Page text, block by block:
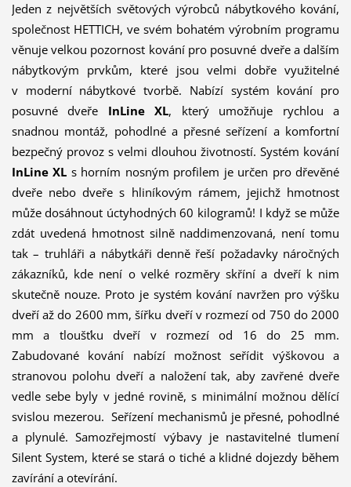
Jeden z největších světových výrobců nábytkového kování,
společnost HETTICH, ve svém bohatém výrobním programu
věnuje velkou pozornost kování pro posuvné dveře a dalším
nábytkovým prvkům, které jsou velmi dobře využitelné
v moderní nábytkové tvorbě. Nabízí systém kování pro
posuvné dveře InLine XL, který umožňuje rychlou a
snadnou montáž, pohodlné a přesné seřízení a komfortní
bezpečný provoz s velmi dlouhou životností. Systém kování
InLine XL s horním nosným profilem je určen pro dřevěné
dveře nebo dveře s hliníkovým rámem, jejichž hmotnost
může dosáhnout úctyhodných 60 kilogramů! I když se může
zdát uvedená hmotnost silně naddimenzovaná, není tomu
tak – truhláři a nábytkáři denně řeší požadavky náročných
zákazníků, kde není o velké rozměry skříní a dveří k nim
skutečně nouze. Proto je systém kování navržen pro výšku
dveří až do 2600 mm, šířku dveří v rozmezí od 750 do 2000
mm a tloušťku dveří v rozmezí od 16 do 25 mm.
Zabudované kování nabízí možnost seřídit výškovou a
stranovou polohu dveří a naložení tak, aby zavřené dveře
vedle sebe byly v jedné rovině, s minimální možnou dělící
svislou mezerou. Seřízení mechanismů je přesné, pohodlné
a plynulé. Samozřejmostí výbavy je nastavitelné tlumení
Silent System, které se stará o tiché a klidné dojezdy během
zavírání a otevírání.